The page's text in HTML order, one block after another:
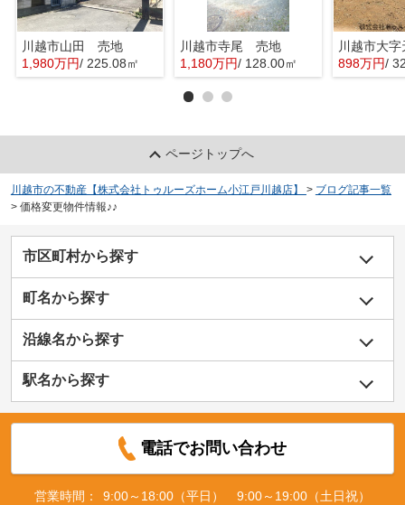
川越市山田 売地
1,980万円/ 225.08㎡
川越市寺尾 売地
1,180万円/ 128.00㎡ 898万円/
ページトップへ
川越市の不動産【株式会社トゥルーズホーム小江戸川越店】 > ブログ記事一覧
> 価格変更物件情報♪♪
市区町村から探す
町名から探す
沿線名から探す
駅名から探す
電話でお問い合わせ
営業時間：
9:00～18:00（平日） 9:00～19:00（土日祝）